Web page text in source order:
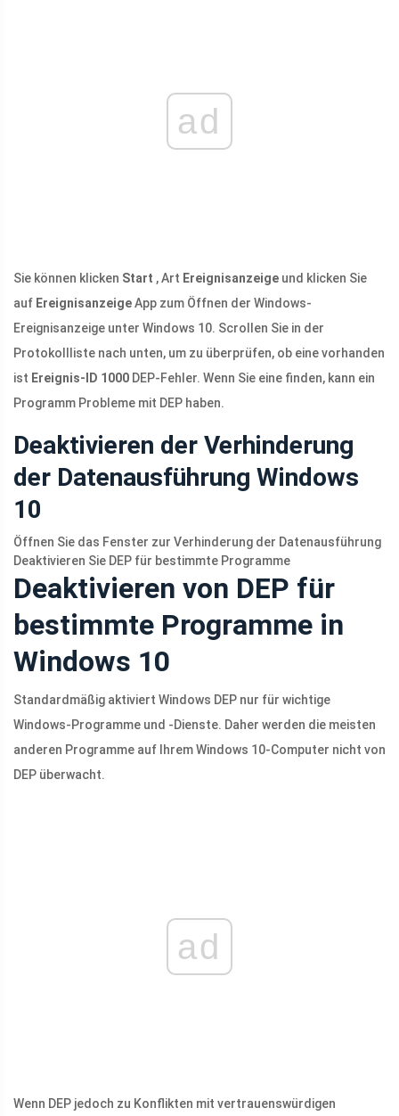
ad
Sie können klicken Start , Art Ereignisanzeige und klicken Sie
auf EreignisanzeigeApp zum Öffnen der Windows-
Ereignisanzeige unter Windows 10. Scrollen Sie in der
Protokollliste nach unten, um zu überprüfen, ob eine vorhanden
ist Ereignis-ID 1000 DEP-Fehler. Wenn Sie eine finden, kann ein
Programm Probleme mit DEP haben.
Deaktivieren der Verhinderung
der Datenausführung Windows
10
Öffnen Sie das Fenster zur Verhinderung der Datenausführung
Deaktivieren Sie DEP für bestimmte Programme
Deaktivieren von DEP für
bestimmte Programme in
Windows 10
Standardmäßig aktiviert Windows DEP nur für wichtige
Windows-Programme und -Dienste. Daher werden die meisten
anderen Programme auf Ihrem Windows 10-Computer nicht von
DEP überwacht.
ad
Wenn DEP jedoch zu Konflikten mit vertrauenswürdigen